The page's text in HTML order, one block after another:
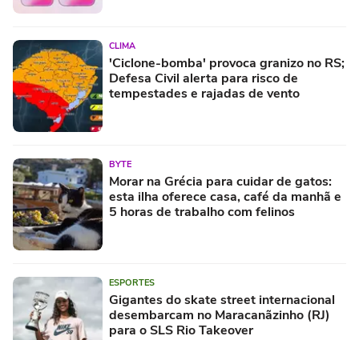
CLIMA
'Ciclone-bomba' provoca granizo no RS;
Defesa Civil alerta para risco de
tempestades e rajadas de vento
BYTE
Morar na Grécia para cuidar de gatos:
esta ilha oferece casa, café da manhã e
5 horas de trabalho com felinos
ESPORTES
Gigantes do skate street internacional
desembarcam no Maracanãzinho (RJ)
para o SLS Rio Takeover